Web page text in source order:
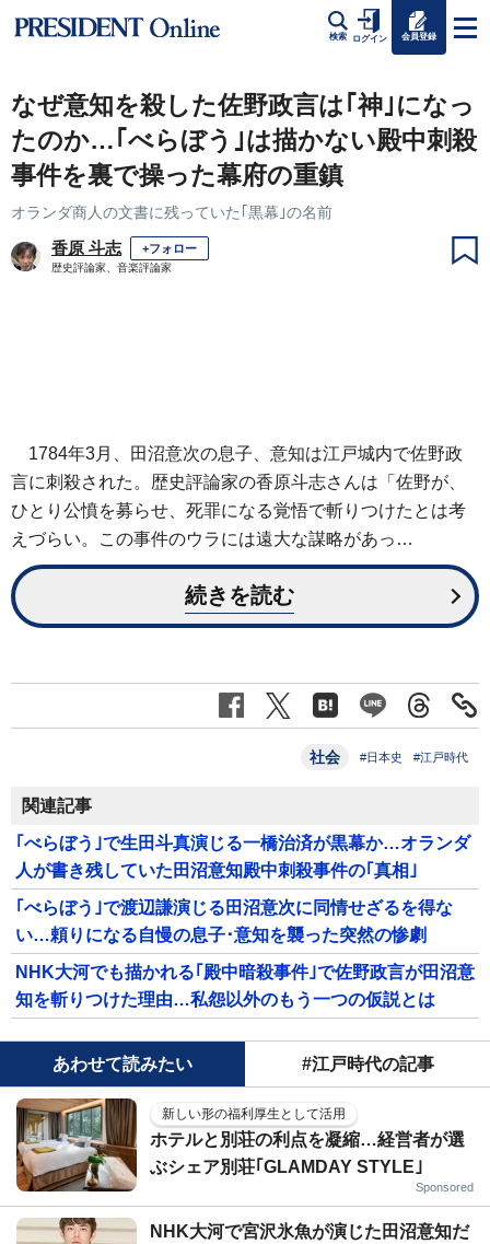
検索 ログイン 会員登録
なぜ意知を殺した佐野政言は｢神｣になっ
たのか…｢べらぼう｣は描かない殿中刺殺
事件を裏で操った幕府の重鎮
オランダ商人の文書に残っていた｢黒幕｣の名前
香原 斗志 +フォロー
歴史評論家、音楽評論家
1784年3月、田沼意次の息子、意知は江戸城内で佐野政
言に刺殺された。歴史評論家の香原斗志さんは「佐野が、
ひとり公憤を募らせ、死罪になる覚悟で斬りつけたとは考
えづらい。この事件のウラには遠大な謀略があっ…
続きを読む
社会 #日本史 #江戸時代
関連記事
｢べらぼう｣で生田斗真演じる一橋治済が黒幕か…オランダ
人が書き残していた田沼意知殿中刺殺事件の｢真相｣
｢べらぼう｣で渡辺謙演じる田沼意次に同情せざるを得な
い…頼りになる自慢の息子･意知を襲った突然の惨劇
NHK大河でも描かれる｢殿中暗殺事件｣で佐野政言が田沼意
知を斬りつけた理由…私怨以外のもう一つの仮説とは
あわせて読みたい #江戸時代の記事
新しい形の福利厚生として活用
ホテルと別荘の利点を凝縮…経営者が選
ぶシェア別荘｢GLAMDAY STYLE｣
Sponsored
NHK大河で宮沢氷魚が演じた田沼意知だ